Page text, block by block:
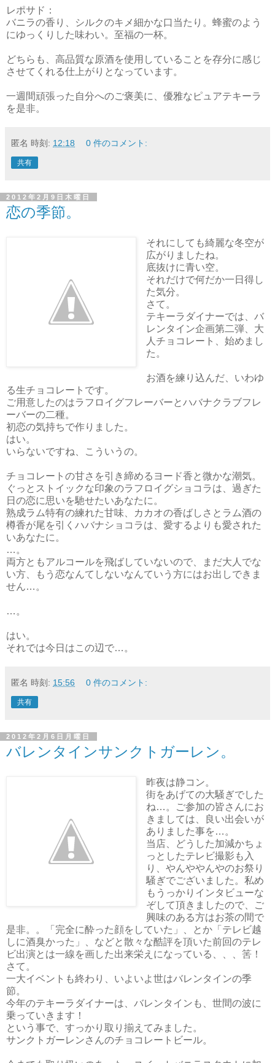
レポサド：
バニラの香り、シルクのキメ細かな口当たり。蜂蜜のよう
にゆっくりした味わい。至福の一杯。
どちらも、高品質な原酒を使用していることを存分に感じ
させてくれる仕上がりとなっています。
一週間頑張った自分へのご褒美に、優雅なピュアテキーラ
を是非。
匿名 時刻: 12:18 0 件のコメント:
共有
2012年2月9日木曜日
恋の季節。
それにしても綺麗な冬空が
広がりましたね。
底抜けに青い空。
それだけで何だか一日得し
た気分。
さて。
テキーラダイナーでは、バ
レンタイン企画第二弾、大
人チョコレート、始めまし
た。
お酒を練り込んだ、いわゆ
る生チョコレートです。
ご用意したのはラフロイグフレーバーとハバナクラブフレ
ーバーの二種。
初恋の気持ちで作りました。
はい。
いらないですね、こういうの。
チョコレートの甘さを引き締めるヨード香と微かな潮気。
ぐっとストイックな印象のラフロイグショコラは、過ぎた
日の恋に思いを馳せたいあなたに。
熟成ラム特有の練れた甘味、カカオの香ばしさとラム酒の
樽香が尾を引くハバナショコラは、愛するよりも愛された
いあなたに。
…。
両方ともアルコールを飛ばしていないので、まだ大人でな
い方、もう恋なんてしないなんていう方にはお出しできま
せん…。
…。
はい。
それでは今日はこの辺で…。
匿名 時刻: 15:56 0 件のコメント:
共有
2012年2月6日月曜日
バレンタインサンクトガーレン。
昨夜は静コン。
街をあげての大騒ぎでした
ね…。ご参加の皆さんにお
きましては、良い出会いが
ありました事を…。
当店、どうした加減かちょ
っとしたテレビ撮影も入
り、やんややんやのお祭り
騒ぎでございました。私め
もうっかりインタビューな
ぞして頂きましたので、ご
興味のある方はお茶の間で
是非。。「完全に酔った顔をしていた」、とか「テレビ越
しに酒臭かった」、などと散々な酷評を頂いた前回のテレ
ビ出演とは一線を画した出来栄えになっている、、、筈！
さて。
一大イベントも終わり、いよいよ世はバレンタインの季
節。
今年のテキーラダイナーは、バレンタインも、世間の波に
乗っていきます！
という事で、すっかり取り揃えてみました。
サンクトガーレンさんのチョコレートビール。